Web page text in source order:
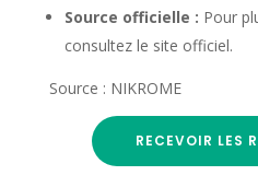
Source officielle : Pour
consultez le site officiel.
Source : NIKROME
RECEVOIR LES